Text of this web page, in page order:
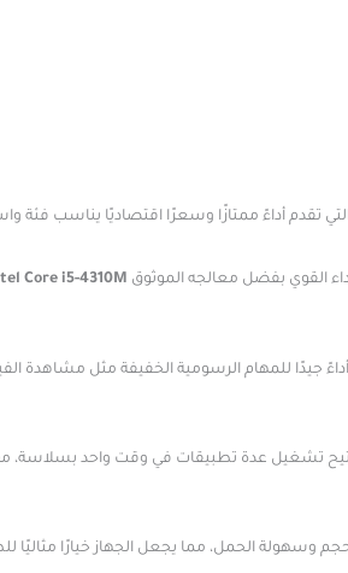
تقدم أداءً ممتازًا وسعرًا اقتصاديًا يناسب فئة
Core i5-4310M
جيدًا للمهام الرسومية الخفيفة مثل مشاهدة
تشغيل عدة تطبيقات في وقت واحد بسلاسة،
الحجم وسهولة الحمل، مما يجعل الجهاز خيارًا